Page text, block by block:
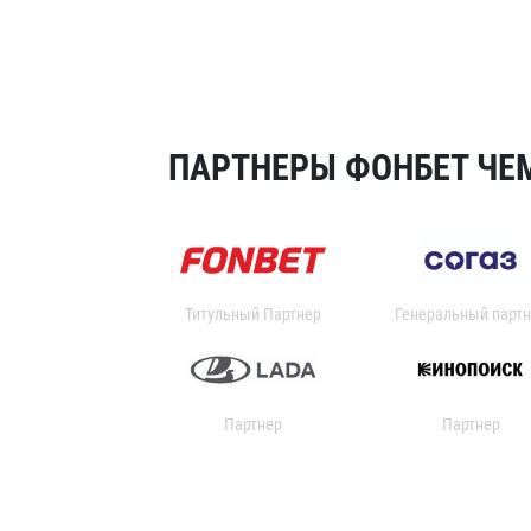
ПАРТНЕРЫ ФОНБЕТ
Титульный Партнер Генеральный
Партнер Партнер